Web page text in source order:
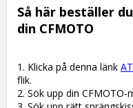
Så här beställer
din CFMOTO
1. Klicka på denna länk
flik.
2. Sök upp din CFMOTO-